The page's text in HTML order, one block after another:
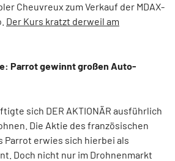
Cheuvreux zum Verkauf der MDAX-
Der Kurs kratzt derweil am
Parrot gewinnt großen Auto-
sich DER AKTIONÄR ausführlich
Die Aktie des französischen
erwies sich hierbei als
Doch nicht nur im Drohnenmarkt